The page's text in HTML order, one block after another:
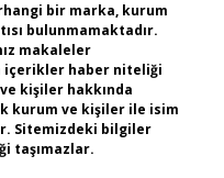
bir marka, kurum
bulunmamaktadır.
makaleler
içerikler haber niteliği
kişiler hakkında
kurum ve kişiler ile isim
Sitemizdeki bilgiler
taşımazlar.